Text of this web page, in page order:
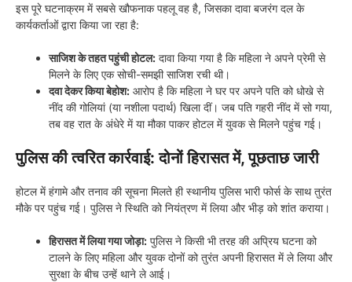
इस पूरे घटनाक्रम में सबसे खौफनाक पहलू वह है, जिसका दावा बजरंग दल के
कार्यकर्ताओं द्वारा किया जा रहा है:
साजिश के तहत पहुंची होटल: दावा किया गया है कि महिला ने अपने प्रेमी से
मिलने के लिए एक सोची-समझी साजिश रची थी।
दवा देकर किया बेहोश: आरोप है कि महिला ने घर पर अपने पति को धोखे से
नींद की गोलियां (या नशीला पदार्थ) खिला दीं। जब पति गहरी नींद में सो गया,
तब वह रात के अंधेरे में या मौका पाकर होटल में युवक से मिलने पहुंच गई।
पुलिस की त्वरित कार्रवाई: दोनों हिरासत में, पूछताछ जारी
होटल में हंगामे और तनाव की सूचना मिलते ही स्थानीय पुलिस भारी फोर्स के साथ तुरंत
मौके पर पहुंच गई। पुलिस ने स्थिति को नियंत्रण में लिया और भीड़ को शांत कराया।
हिरासत में लिया गया जोड़ा: पुलिस ने किसी भी तरह की अप्रिय घटना को
टालने के लिए महिला और युवक दोनों को तुरंत अपनी हिरासत में ले लिया और
सुरक्षा के बीच उन्हें थाने ले आई।